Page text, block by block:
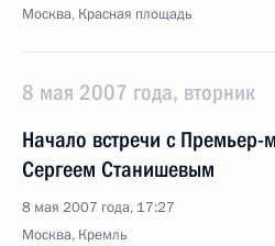
Москва, Красная площадь
8 мая 2007 года, вторник
Начало встречи с
Сергеем Станишевым
8 мая 2007 года, 17:27
Москва, Кремль